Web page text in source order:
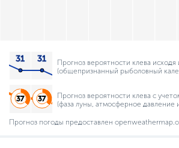
Прогноз вероятности клева исходя
(общепризнанный рыболовный
Прогноз вероятности клева с
(фаза луны, атмосферное давление
Прогноз погоды предоставлен